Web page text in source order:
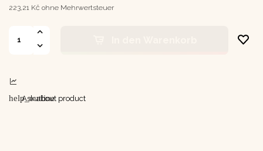
223,21 Kč ohne Mehrwertsteuer
help_outline
Ask about product